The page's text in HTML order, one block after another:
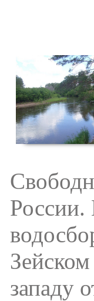
западу